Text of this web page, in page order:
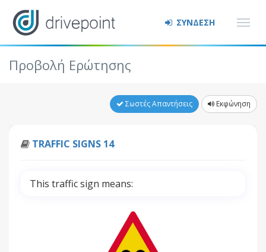
ΣΥΝΔΕΣΗ
Προβολή Ερώτησης
Σωστές Απαντήσεις Εκφώνηση
TRAFFIC SIGNS 14
This traffic sign means: